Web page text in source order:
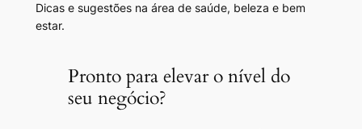
Dicas e sugestões na área de saúde, beleza e bem
estar.
Pronto para elevar o nível do
seu negócio?